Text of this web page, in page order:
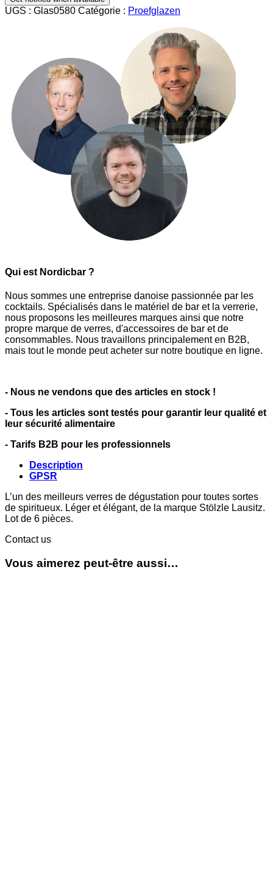
UGS : Glas0580 Catégorie : Proefglazen
Qui est Nordicbar ?
Nous sommes une entreprise danoise passionnée par les
cocktails. Spécialisés dans le matériel de bar et la verrerie,
nous proposons les meilleures marques ainsi que notre
propre marque de verres, d'accessoires de bar et de
consommables. Nous travaillons principalement en B2B,
mais tout le monde peut acheter sur notre boutique en ligne.
- Nous ne vendons que des articles en stock !
- Tous les articles sont testés pour garantir leur qualité et
leur sécurité alimentaire
- Tarifs B2B pour les professionnels
Description
GPSR
L’un des meilleurs verres de dégustation pour toutes sortes
de spiritueux. Léger et élégant, de la marque Stölzle Lausitz.
Lot de 6 pièces.
Contact us
Vous aimerez peut-être aussi…